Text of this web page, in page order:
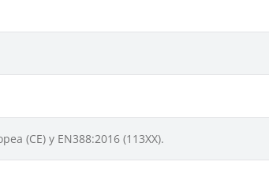
(CE) y EN388:2016 (113XX).